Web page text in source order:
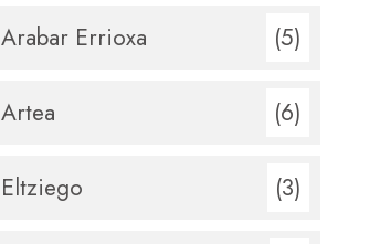
Arabar Errioxa (5)
Artea (6)
Eltziego (3)